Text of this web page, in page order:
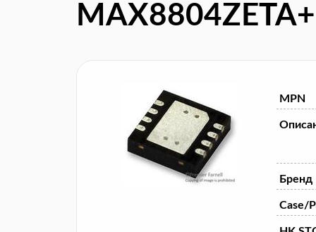
MAX8804ZETA+
MPN
Бренд
Case/